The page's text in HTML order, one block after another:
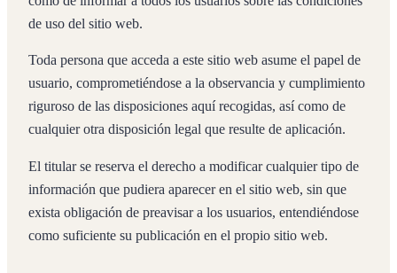
de uso del sitio web.
Toda persona que acceda a este sitio web asume el papel de
usuario, comprometiéndose a la observancia y cumplimiento
riguroso de las disposiciones aquí recogidas, así como de
cualquier otra disposición legal que resulte de aplicación.
El titular se reserva el derecho a modificar cualquier tipo de
información que pudiera aparecer en el sitio web, sin que
exista obligación de preavisar a los usuarios, entendiéndose
como suficiente su publicación en el propio sitio web.